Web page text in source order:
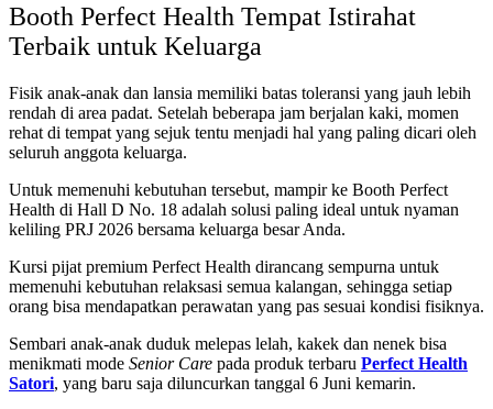
Booth Perfect Health Tempat Istirahat
Terbaik untuk Keluarga
Fisik anak-anak dan lansia memiliki batas toleransi yang jauh lebih
rendah di area padat. Setelah beberapa jam berjalan kaki, momen
rehat di tempat yang sejuk tentu menjadi hal yang paling dicari oleh
seluruh anggota keluarga.
Untuk memenuhi kebutuhan tersebut, mampir ke Booth Perfect
Health di Hall D No. 18 adalah solusi paling ideal untuk nyaman
keliling PRJ 2026 bersama keluarga besar Anda.
Kursi pijat premium Perfect Health dirancang sempurna untuk
memenuhi kebutuhan relaksasi semua kalangan, sehingga setiap
orang bisa mendapatkan perawatan yang pas sesuai kondisi fisiknya.
Sembari anak-anak duduk melepas lelah, kakek dan nenek bisa
menikmati mode Senior Care pada produk terbaru Perfect Health
Satori, yang baru saja diluncurkan tanggal 6 Juni kemarin.